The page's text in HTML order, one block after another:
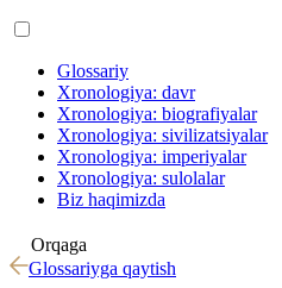
Glossariy
Xronologiya: davr
Xronologiya: biografiyalar
Xronologiya: sivilizatsiyalar
Xronologiya: imperiyalar
Xronologiya: sulolalar
Biz haqimizda
Orqaga
Glossariyga qaytish